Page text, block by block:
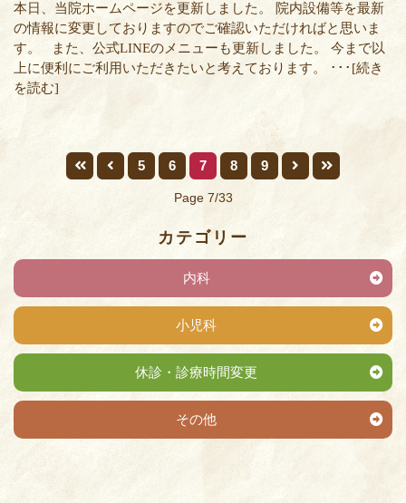
本日、当院ホームページを更新しました。 院内設備等を最新
の情報に変更しておりますのでご確認いただければと思いま
す。 また、公式LINEのメニューも更新しました。 今まで以
上に便利にご利用いただきたいと考えております。 ･･･[続き
を読む]
5 6 7 8 9
Page 7/33
カテゴリー
内科
小児科
休診・診療時間変更
その他